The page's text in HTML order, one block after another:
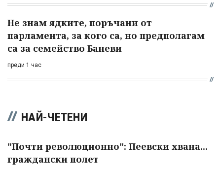
Не знам ядките, поръчани от
парламента, за кого са, но предполагам
са за семейство Баневи
преди 1 час
НАЙ-ЧЕТЕНИ
"Почти революционно": Пеевски хвана...
граждански полет